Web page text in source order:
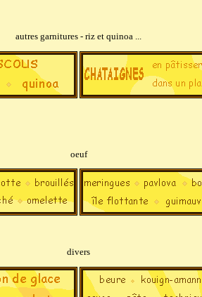
autres garnitures - riz et quinoa ...
oeuf
divers